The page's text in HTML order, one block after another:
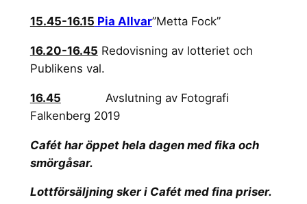
15.45-16.15 Pia Allvar”Metta Fock”
16.20-16.45 Redovisning av lotteriet och
Publikens val.
16.45 Avslutning av Fotografi
Falkenberg 2019
Cafét har öppet hela dagen med fika och
smörgåsar.
Lottförsäljning sker i Cafét med fina priser.